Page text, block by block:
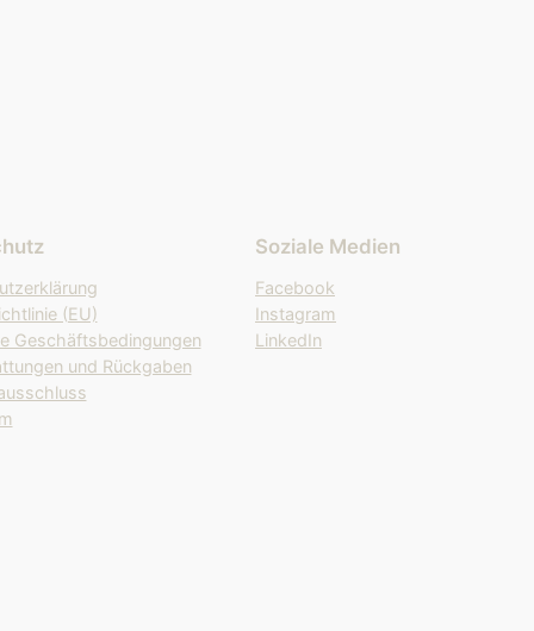
(EU)
Geschäftsbedingungen
und Rückgaben
Soziale Medien
Facebook
Instagram
LinkedIn